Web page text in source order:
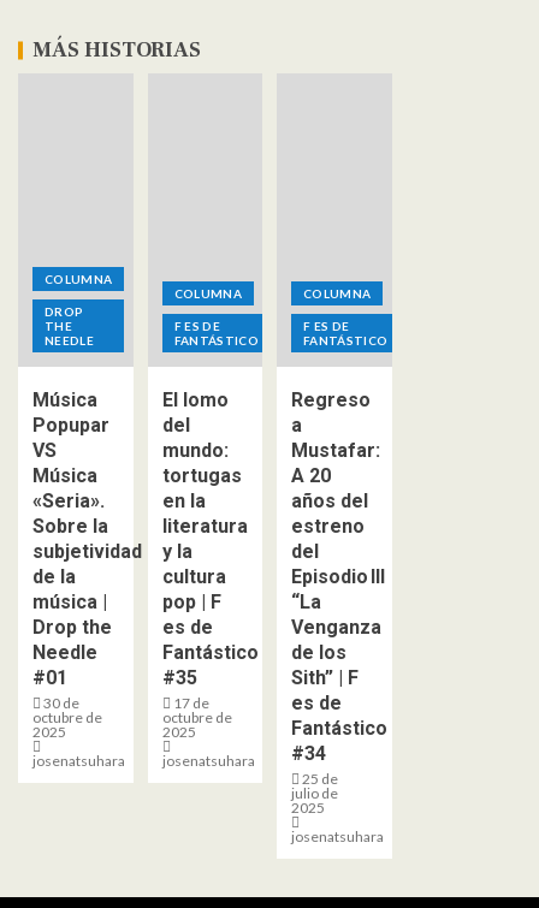
MÁS HISTORIAS
COLUMNA
DROP
THE
NEEDLE
Música
Popupar
VS
Música
«Seria».
Sobre la
subjetividad
de la
música |
Drop the
Needle
#01
30 de
octubre de
2025
josenatsuhara
COLUMNA
F ES DE
FANTÁSTICO
El lomo
del
mundo:
tortugas
en la
literatura
y la
cultura
pop | F
es de
Fantástico
#35
17 de
octubre de
2025
josenatsuhara
COLUMNA
F ES DE
FANTÁSTICO
Regreso
a
Mustafar:
A 20
años del
estreno
del
Episodio III
“La
Venganza
de los
Sith” | F
es de
Fantástico
#34
25 de
julio de
2025
josenatsuhara